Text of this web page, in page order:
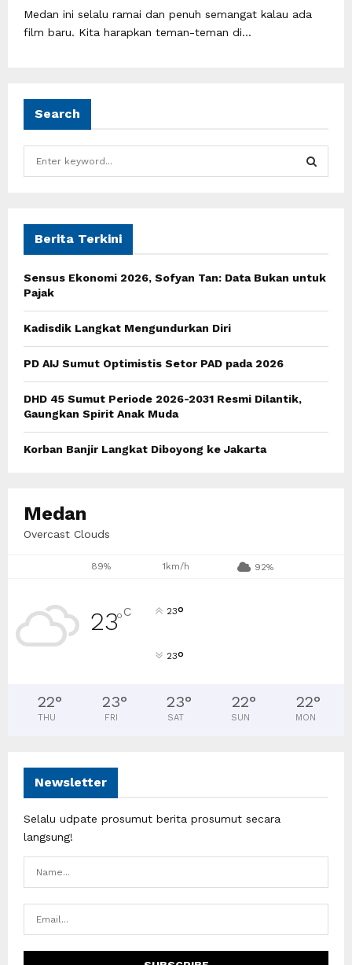
Medan ini selalu ramai dan penuh semangat kalau ada
film baru. Kita harapkan teman-teman di...
Search
f
r
H
Berita Terkini
Sensus Ekonomi 2026, Sofyan Tan: Data Bukan untuk
Pajak
Kadisdik Langkat Mengundurkan Diri
PD AIJ Sumut Optimistis Setor PAD pada 2026
DHD 45 Sumut Periode 2026-2031 Resmi Dilantik,
Gaungkan Spirit Anak Muda
Korban Banjir Langkat Diboyong ke Jakarta
Medan
Overcast Clouds
89% 1km/h 92%
23°C 23°
23°
22°
THU
23°
FRI
23°
SAT
22°
SUN
22°
MON
Newsletter
Selalu udpate prosumut berita prosumut secara
langsung!